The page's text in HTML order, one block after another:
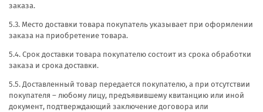
заказа.
5.3. Место доставки товара покупатель указывает при оформлении
заказа на приобретение товара.
5.4. Срок доставки товара покупателю состоит из срока обработки
заказа и срока доставки.
5.5. Доставленный товар передается покупателю, а при отсутствии
покупателя – любому лицу, предъявившему квитанцию или иной
документ, подтверждающий заключение договора или